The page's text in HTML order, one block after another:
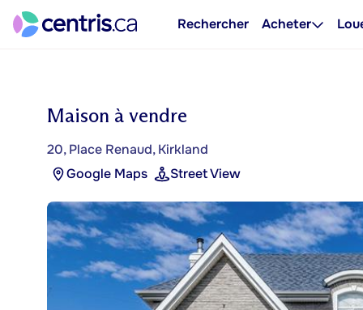
Rechercher Acheter
Maison à vendre
20, Place Renaud, Kirkland
Google Maps
Street View